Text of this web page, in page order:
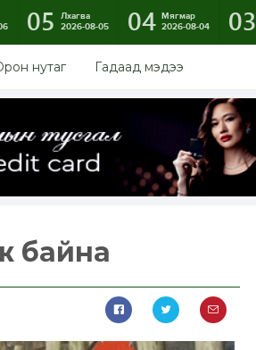
05
Лхагва
2026-08-05
04 Мягмар
2026-08-04
03
нутаг Гадаад мэдээ
байна